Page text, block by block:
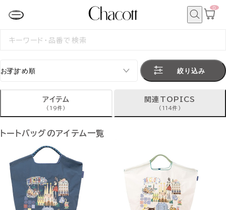
カ
0
検
絞り込み
アイテム
(19件)
関連TOPICS
(114件)
トートバッグのアイテム一覧